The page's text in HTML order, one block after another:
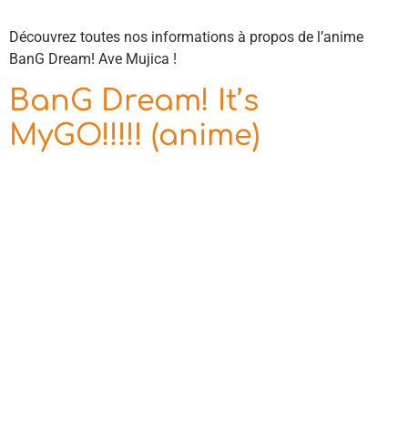
Découvrez toutes nos informations à propos de l’anime
BanG Dream! Ave Mujica !
BanG Dream! It’s
MyGO!!!!! (anime)